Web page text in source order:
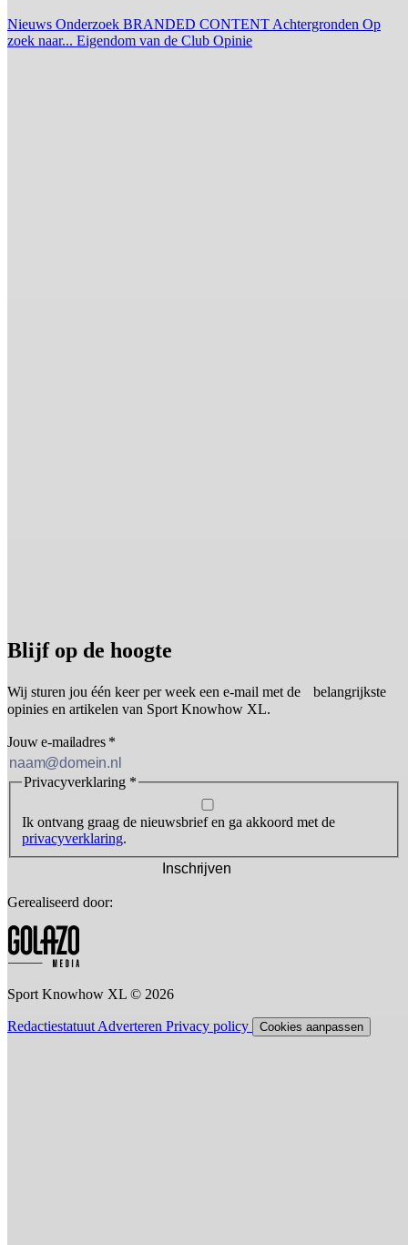
Nieuws Onderzoek BRANDED CONTENT Achtergronden Op
zoek naar... Eigendom van de Club Opinie
Blijf op de hoogte
Wij sturen jou één keer per week een e-mail met de belangrijkste
opinies en artikelen van Sport Knowhow XL.
Jouw e-mailadres *
Privacyverklaring *
Ik ontvang graag de nieuwsbrief en ga akkoord met de
privacyverklaring.
Inschrijven
Gerealiseerd door:
Sport Knowhow XL © 2026
Redactiestatuut Adverteren Privacy policy Cookies aanpassen